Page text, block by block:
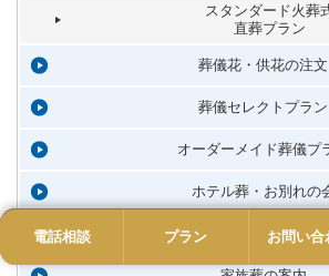
スタンダード火葬
直葬プラン
葬儀花・供花の注文
葬儀セレクトプラン
オーダーメイド葬儀プ
ホテル葬・お別れの
社葬・合同葬・偲ぶ
電話 プラン お問い合
電話相談 プラン お問い合